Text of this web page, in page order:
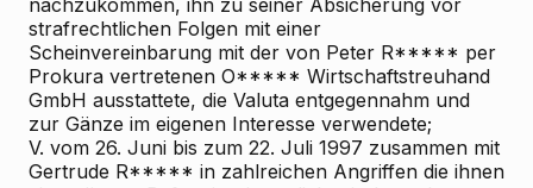
nachzukommen, ihn zu seiner Absicherung vor
strafrechtlichen Folgen mit einer
Scheinvereinbarung mit der von Peter R***** per
Prokura vertretenen O***** Wirtschaftstreuhand
GmbH ausstattete, die Valuta entgegennahm und
zur Gänze im eigenen Interesse verwendete;
V. vom 26. Juni bis zum 22. Juli 1997 zusammen mit
Gertrude R***** in zahlreichen Angriffen die ihnen